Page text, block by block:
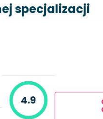
specjalizacji
4.9